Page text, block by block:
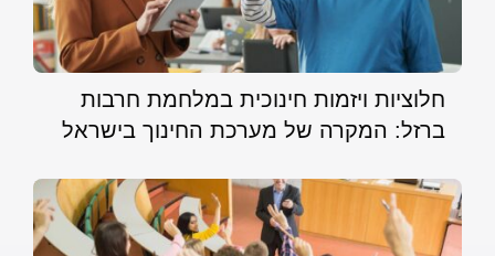
חלוציות ויזמות חינוכית במלחמת חרבות
ברזל: המקרה של מערכת החינוך בישראל